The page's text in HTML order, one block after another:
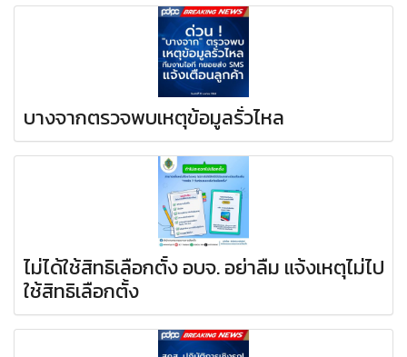
บางจากตรวจพบเหตุข้อมูลรั่วไหล
ไม่ได้ใช้สิทธิเลือกตั้ง อบจ. อย่าลืม แจ้งเหตุไม่ไป
ใช้สิทธิเลือกตั้ง